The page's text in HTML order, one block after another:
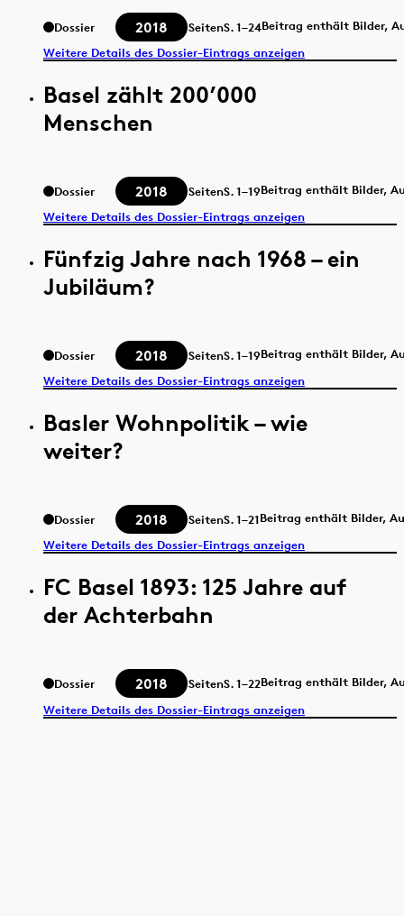
Dossier 2018 SeitenS.1–24Beitrag enthält Bilder,
Weitere Details des Dossier-Eintrags anzeigen
Basel zählt 200’000
Menschen
Dossier 2018 SeitenS.1–19Beitrag enthält Bilder,
Weitere Details des Dossier-Eintrags anzeigen
Fünfzig Jahre nach 1968 – ein
Jubiläum?
Dossier 2018 SeitenS.1–19Beitrag enthält Bilder,
Weitere Details des Dossier-Eintrags anzeigen
Basler Wohnpolitik – wie
weiter?
Dossier 2018 SeitenS.1–21Beitrag enthält Bilder,
Weitere Details des Dossier-Eintrags anzeigen
FC Basel 1893: 125 Jahre auf
der Achterbahn
Dossier 2018 SeitenS.1–22Beitrag enthält Bilder,
Weitere Details des Dossier-Eintrags anzeigen